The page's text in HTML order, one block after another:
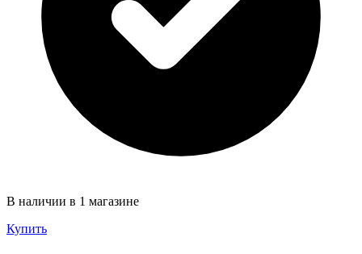
В наличии в 1 магазине
Купить